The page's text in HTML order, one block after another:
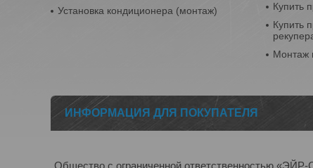
Установка кондиционера (монтаж)
Купить
Купить
Монтаж
ИНФОРМАЦИЯ ДЛЯ ПОКУПАТЕЛЯ
Общество с ограниченной ответственностью